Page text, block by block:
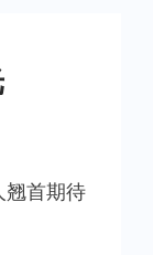
翘首期待